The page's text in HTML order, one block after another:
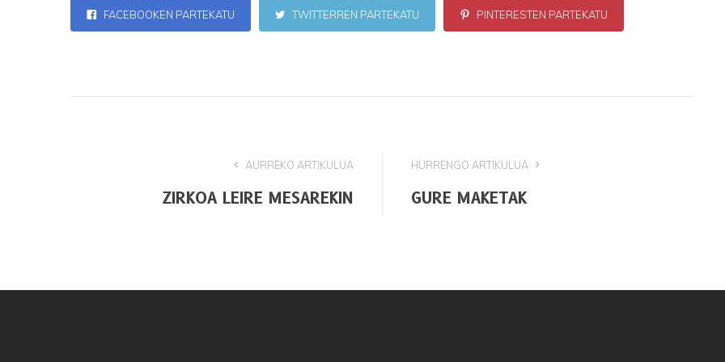
FACEBOOKEN PARTEKATU TWITTERREN PARTEKATU PINTERESTEN PARTEKATU
AURREKO ARTIKULUA
ZIRKOA LEIRE MESAREKIN
HURRENGO ARTIKULUA
GURE MAKETAK